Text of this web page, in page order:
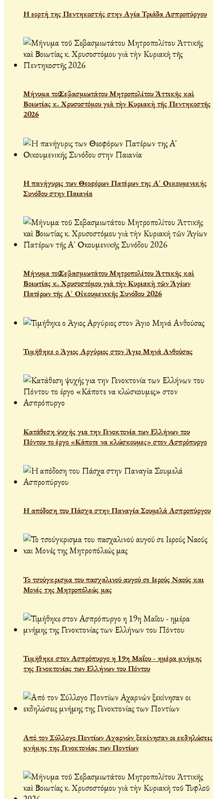
Η εορτή της Πεντηκοστής στην Αγία Τριάδα Ασπροπύργου
Μήνυμα τοῦ Σεβασμιωτάτου Μητροπολίτου Ἀττικῆς καὶ
Βοιωτίας κ. Χρυσοστόμου γιὰ τὴν Κυριακὴ τῆς Πεντηκοστῆς
2026
Η πανήγυρις των Θεοφόρων Πατέρων της Α' Οικουμενικής
Συνόδου στην Παιανία
Μήνυμα τοῦ Σεβασμιωτάτου Μητροπολίτου Ἀττικῆς καὶ
Βοιωτίας κ. Χρυσοστόμου γιὰ τὴν Κυριακὴ τῶν Ἁγίων
Πατέρων τῆς Α´ Οἰκουμενικῆς Συνόδου 2026
Τιμήθηκε ο Άγιος Αργύριος στον Άγιο Μηνά Ανθούσας
Κατάθεση ψυχής για την Γενοκτονία των Ελλήνων του
Πόντου το έργο «Κάποτε να κλώσκουμες» στον Ασπρόπυργο
Η απόδοση του Πάσχα στην Παναγία Σουμελά Ασπροπύργου
Το τσούγκρισμα του πασχαλινού αυγού σε Ιερούς Ναούς και
Μονές της Μητροπόλεώς μας
Τιμήθηκε στον Ασπρόπυργο η 19η Μαΐου - ημέρα μνήμης
της Γενοκτονίας των Ελλήνων του Πόντου
Από τον Σύλλογο Ποντίων Αχαρνών ξεκίνησαν οι εκδηλώσεις
μνήμης της Γενοκτονίας των Ποντίων